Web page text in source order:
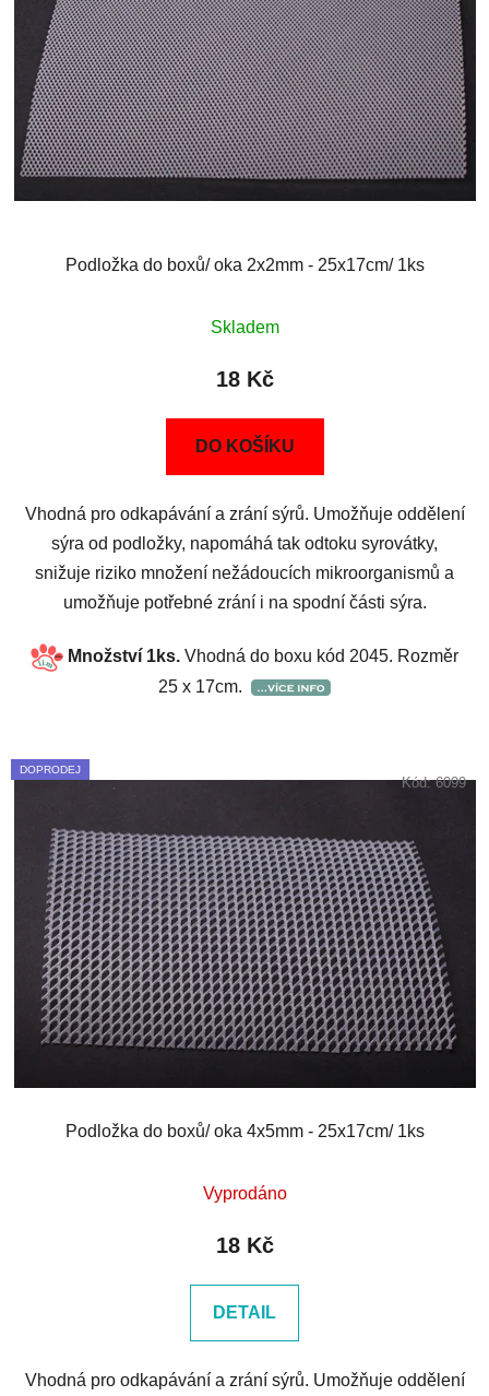
Podložka do boxů/ oka 2x2mm - 25x17cm/ 1ks
Skladem
18 Kč
DO KOŠÍKU
Vhodná pro odkapávání a zrání sýrů. Umožňuje oddělení
sýra od podložky, napomáhá tak odtoku syrovátky,
snižuje riziko množení nežádoucích mikroorganismů a
umožňuje potřebné zrání i na spodní části sýra.
Množství 1ks. Vhodná do boxu kód 2045. Rozměr
25 x 17cm.
DOPRODEJ
Podložka do boxů/ oka 4x5mm - 25x17cm/ 1ks
Vyprodáno
18 Kč
DETAIL
Vhodná pro odkapávání a zrání sýrů. Umožňuje oddělení
Kód:6099